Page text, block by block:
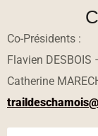
Co-Présidents :
Flavien DESBOIS
Catherine